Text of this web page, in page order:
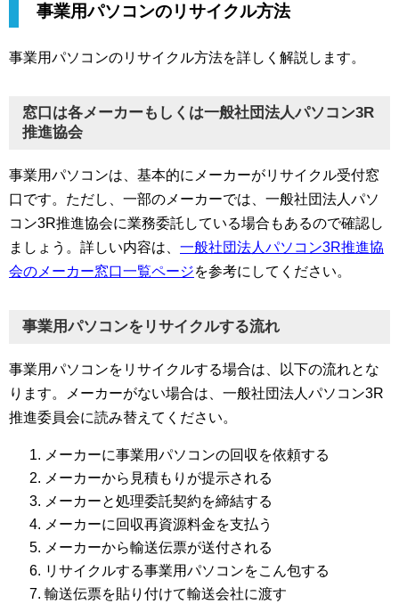
事業用パソコンのリサイクル方法
事業用パソコンのリサイクル方法を詳しく解説します。
窓口は各メーカーもしくは一般社団法人パソコン3R
推進協会
事業用パソコンは、基本的にメーカーがリサイクル受付窓
口です。ただし、一部のメーカーでは、一般社団法人パソ
コン3R推進協会に業務委託している場合もあるので確認し
ましょう。詳しい内容は、 一般社団法人パソコン3R推進協
会のメーカー窓口一覧ページを参考にしてください。
事業用パソコンをリサイクルする流れ
事業用パソコンをリサイクルする場合は、以下の流れとな
ります。メーカーがない場合は、一般社団法人パソコン3R
推進委員会に読み替えてください。
メーカーに事業用パソコンの回収を依頼する
メーカーから見積もりが提示される
メーカーと処理委託契約を締結する
メーカーに回収再資源料金を支払う
メーカーから輸送伝票が送付される
リサイクルする事業用パソコンをこん包する
輸送伝票を貼り付けて輸送会社に渡す